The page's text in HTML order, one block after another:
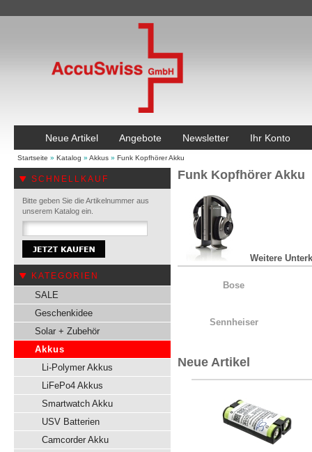
Neue Artikel Angebote Newsletter Ihr Konto
Startseite » Katalog » Akkus » Funk Kopfhörer Akku
SCHNELLKAUF
Bitte geben Sie die Artikelnummer aus
unserem Katalog ein.
KATEGORIEN
SALE
Geschenkidee
Solar + Zubehör
Akkus
Li-Polymer Akkus
LiFePo4 Akkus
Smartwatch Akku
USV Batterien
Camcorder Akku
Funk Kopfhörer Akku
Weitere
Bose
Sennheiser
Neue Artikel